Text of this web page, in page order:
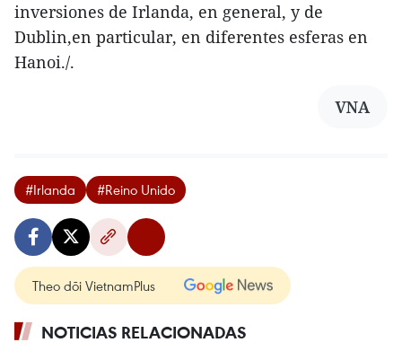
inversiones de Irlanda, en general, y de
Dublin,en particular, en diferentes esferas en
Hanoi./.
VNA
#Irlanda #Reino Unido
Theo dõi VietnamPlus
NOTICIAS RELACIONADAS